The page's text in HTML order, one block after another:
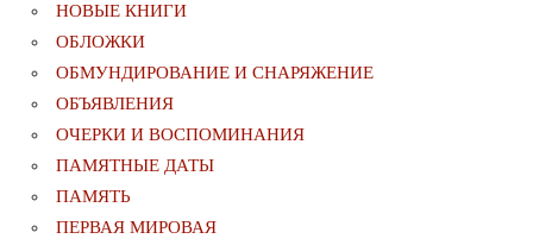
НОВЫЕ КНИГИ
ОБЛОЖКИ
ОБМУНДИРОВАНИЕ И СНАРЯЖЕНИЕ
ОБЪЯВЛЕНИЯ
ОЧЕРКИ И ВОСПОМИНАНИЯ
ПАМЯТНЫЕ ДАТЫ
ПАМЯТЬ
ПЕРВАЯ МИРОВАЯ